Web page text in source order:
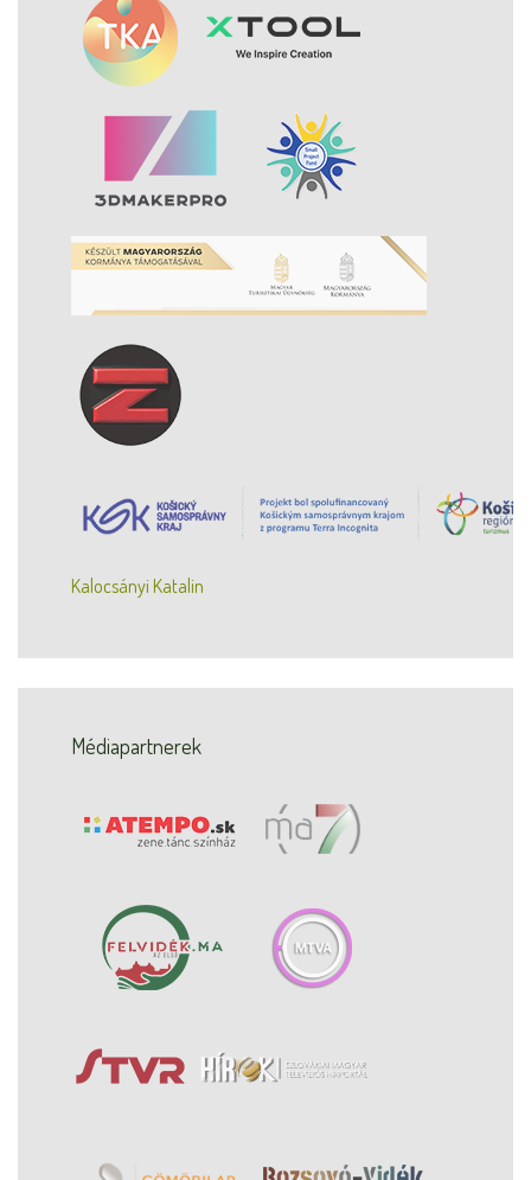
Kalocsányi Katalin
Médiapartnerek